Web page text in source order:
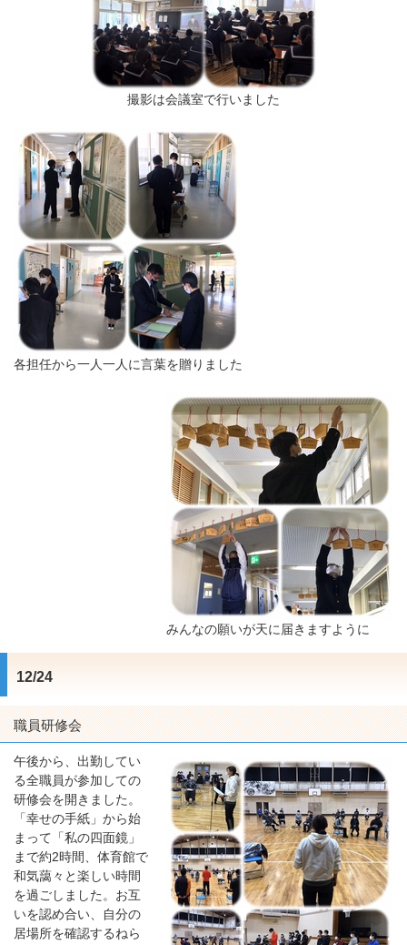
撮影は会議室で行いました
各担任から一人一人に言葉を贈りました
みんなの願いが天に届きますように
12/24
職員研修会
午後から、出勤してい
る全職員が参加しての
研修会を開きました。
「幸せの手紙」から始
まって「私の四面鏡」
まで約2時間、体育館で
和気藹々と楽しい時間
を過ごしました。お互
いを認め合い、自分の
居場所を確認するねら